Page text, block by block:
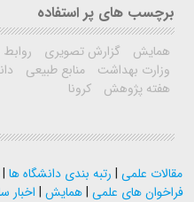
برچسب های پر استفاده
همایش گزارش تصویری
وزارت بهداشت
منابع طبیعی
هفته پژوهش
کرونا
مقالات علمی | رتبه بندی دانشگاه ها |
فراخوان های علمی |همایش | اخبار